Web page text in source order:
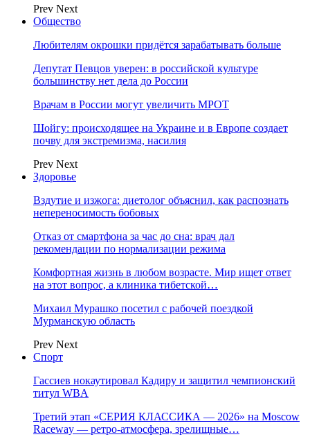
Prev Next
Общество
Любителям окрошки придётся зарабатывать больше
Депутат Певцов уверен: в российской культуре
большинству нет дела до России
Врачам в России могут увеличить МРОТ
Шойгу: происходящее на Украине и в Европе создает
почву для экстремизма, насилия
Prev Next
Здоровье
Вздутие и изжога: диетолог объяснил, как распознать
непереносимость бобовых
Отказ от смартфона за час до сна: врач дал
рекомендации по нормализации режима
Комфортная жизнь в любом возрасте. Мир ищет ответ
на этот вопрос, а клиника тибетской…
Михаил Мурашко посетил с рабочей поездкой
Мурманскую область
Prev Next
Спорт
Гассиев нокаутировал Кадиру и защитил чемпионский
титул WBA
Третий этап «СЕРИЯ КЛАССИКА — 2026» на Moscow
Raceway — ретро‑атмосфера, зрелищные…